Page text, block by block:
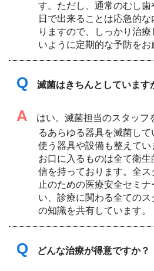
す。ただし、通常のむし
日で出来ることは応急的
りますので、しっかり治
いように定期的な予防をお
Q 滅菌はきちんとしています
A
はい。滅菌担当のスタッフ
るあらゆる器具を滅菌し
使う器具や設備も整えて
お口に入るものは全て衛
信を持っております。全
止のための医療安全セミ
い、診療に関わる全ての
の知識を共有しています。
Q どんな治療が得意ですか？